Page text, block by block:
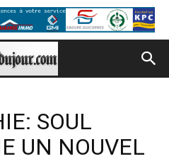
SOUL
UN NOUVEL